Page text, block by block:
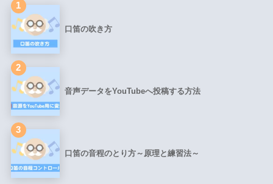
1
口笛の吹き方
2
音声データをYouTubeへ投稿する方法
3
口笛の音程のとり方～原理と練習法～